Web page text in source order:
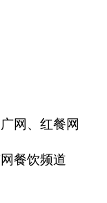
网、红餐网
餐饮频道